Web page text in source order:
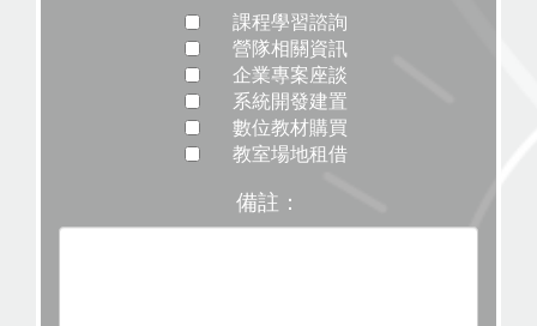
課程學習諮詢
營隊相關資訊
企業專案座談
系統開發建置
數位教材購買
教室場地租借
備註：